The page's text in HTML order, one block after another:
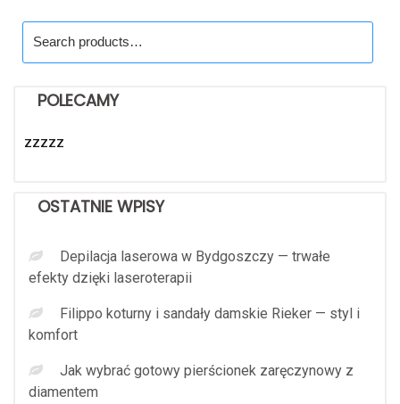
for:
POLECAMY
zzzzz
OSTATNIE WPISY
Depilacja laserowa w Bydgoszczy — trwałe
efekty dzięki laseroterapii
Filippo koturny i sandały damskie Rieker — styl i
komfort
Jak wybrać gotowy pierścionek zaręczynowy z
diamentem